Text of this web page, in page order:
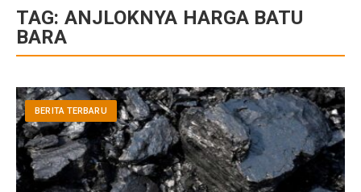
content
TAG: ANJLOKNYA HARGA BATU
BARA
BERITA TERBARU